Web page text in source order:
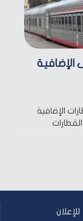
الإضافية
الإضافية
للإعلان